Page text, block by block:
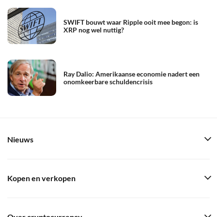
SWIFT bouwt waar Ripple ooit mee begon: is
XRP nog wel nuttig?
Ray Dalio: Amerikaanse economie nadert een
onomkeerbare schuldencrisis
Nieuws
Kopen en verkopen